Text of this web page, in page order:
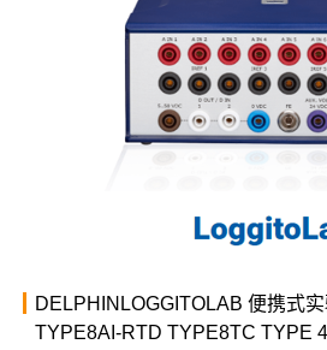
DELPHINLOGGITOLAB 便携式
TYPE8AI-RTD TYPE8TC TYPE